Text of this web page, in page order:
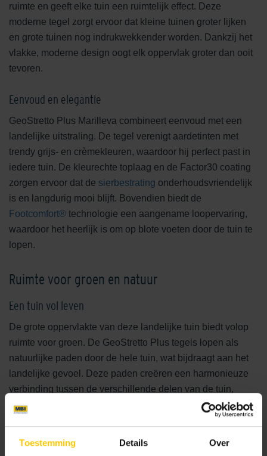
Toestemming Details Over
ruimte en geeft elke tuin een ruimtelijk effect. Deze
moderne tegel zorgt ervoor dat kleine tuinen groter lijken
en grote tuinen nog indrukwekkender worden. Dankzij het
vlakke, moderne design oogt elk oppervlak groter dan ooit
tevoren.
Eenvoud en elegantie
GeoStretto Plus Marilleva combineert eenvoud met een
landelijke uitstraling. De tegel verenigt aardetinten met
trendy grijs- en crèmekleuren, waardoor hij perfect past in
iedere tuin. De kleurechte toplaag en de Factor30 coating
zorgen ervoor dat de sierbestrating onderhoudsvriendelijk
is en langdurig mooi blijft. Bovendien biedt de
Footcomfort® technologie een aangename loopervaring,
waardoor het heerlijk is om op blote voeten door de tuin te
lopen.
Ruimte voor groen en natuur
Een tuin vol leven
De grote oppervlakte van deze landelijke tuin biedt volop
ruimte voor groen. De GeoStretto Plus tegels lopen als
natuurlijke paden door de hele tuin, wat bijdraagt aan het
landelijke gevoel. Deze paden creëren een harmonieuze
verbinding tussen de verschillende delen van de tuin,
waardoor een gevoel van eenheid en rust ontstaat. De
tegels passen zich volledig aan de natuurlijke omgeving